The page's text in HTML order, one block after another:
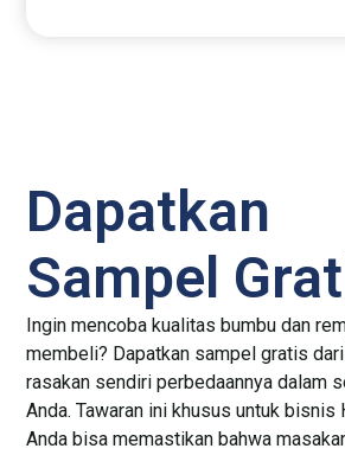
Dapatkan
Sampel
Ingin mencoba kualitas bumbu dan
membeli? Dapatkan sampel gratis
rasakan sendiri perbedaannya dalam
Anda. Tawaran ini khusus untuk bisnis
Anda bisa memastikan bahwa